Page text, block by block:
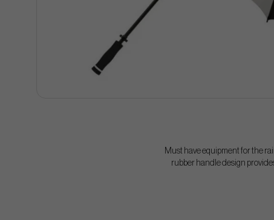
Must have equipment for the
rubber handle design